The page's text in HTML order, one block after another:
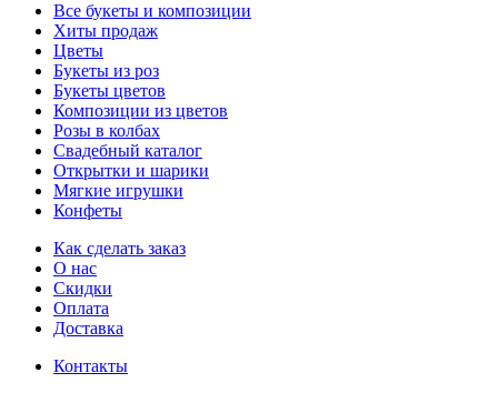
Все букеты и композиции
Хиты продаж
Цветы
Букеты из роз
Букеты цветов
Композиции из цветов
Розы в колбах
Свадебный каталог
Открытки и шарики
Мягкие игрушки
Конфеты
Как сделать заказ
О нас
Скидки
Оплата
Доставка
Контакты